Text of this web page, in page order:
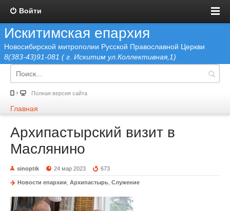
Войти
Искитимская епархия
Новосибирской митрополии Русской Православной Церкви
8(383-43)91-081 ( г. Искитим ул.Коллективная,1)
Полная версия сайта
Главная
Архипастырский визит в
Маслянино
sinoptik 24 мар 2023 673
Новости епархии Архипастырь Служение